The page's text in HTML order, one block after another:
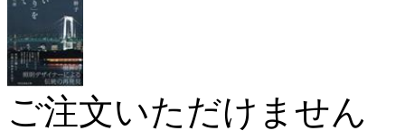
ご注文いただけません